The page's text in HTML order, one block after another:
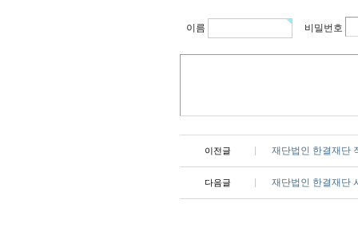
이름 비밀번호
이전글 재단법인 한결재단
다음글 재단법인 한결재단